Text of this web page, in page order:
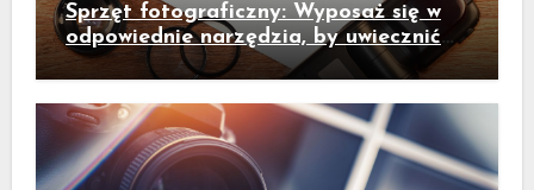
Sprzęt fotograficzny: Wyposaż się w
odpowiednie narzędzia, by uwiecznić
wyjątkowe chwile